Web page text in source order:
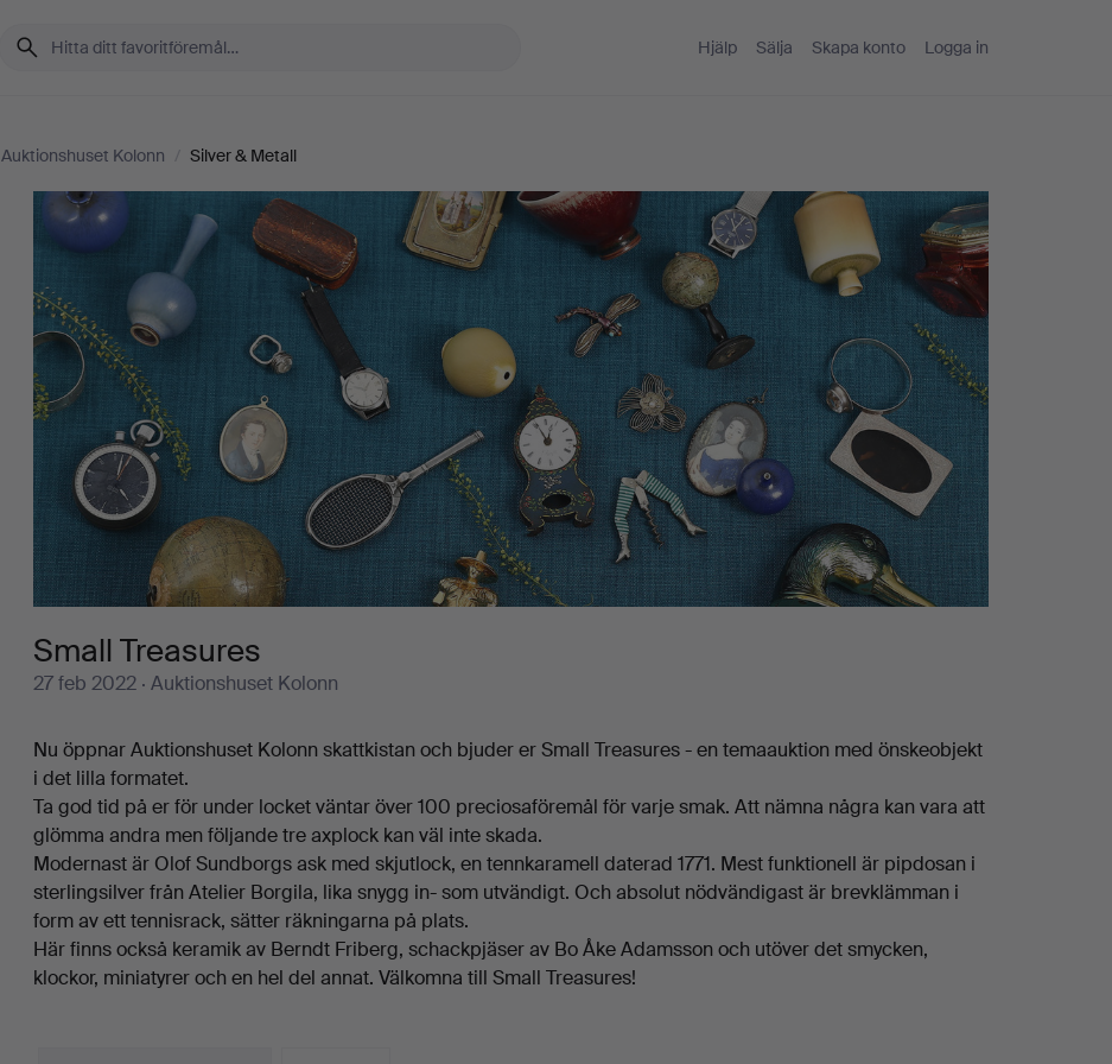
Hjälp Sälja Skapa konto Logga in
Auktionshuset Kolonn / Silver & Metall
Small Treasures
27 feb 2022 · Auktionshuset Kolonn
Nu öppnar Auktionshuset Kolonn skattkistan och bjuder er Small Treasures - en temaauktion med önskeobjekt
i det lilla formatet.
Ta god tid på er för under locket väntar över 100 preciosaföremål för varje smak. Att nämna några kan vara att
glömma andra men följande tre axplock kan väl inte skada.
Modernast är Olof Sundborgs ask med skjutlock, en tennkaramell daterad 1771. Mest funktionell är pipdosan i
sterlingsilver från Atelier Borgila, lika snygg in- som utvändigt. Och absolut nödvändigast är brevklämman i
form av ett tennisrack, sätter räkningarna på plats.
Här finns också keramik av Berndt Friberg, schackpjäser av Bo Åke Adamsson och utöver det smycken,
klockor, miniatyrer och en hel del annat. Välkomna till Small Treasures!